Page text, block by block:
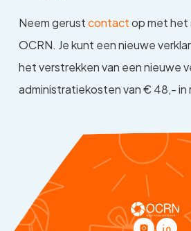
Neem gerustcontactop met het
OCRN. Je kunt een nieuwe
het verstrekken van een nieuwe
administratiekosten van € 48,- in